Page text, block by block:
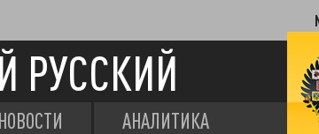
РУССКИЙ
НОВОСТИ АНАЛИТИКА